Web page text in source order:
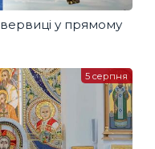
у прямому
5 серпня